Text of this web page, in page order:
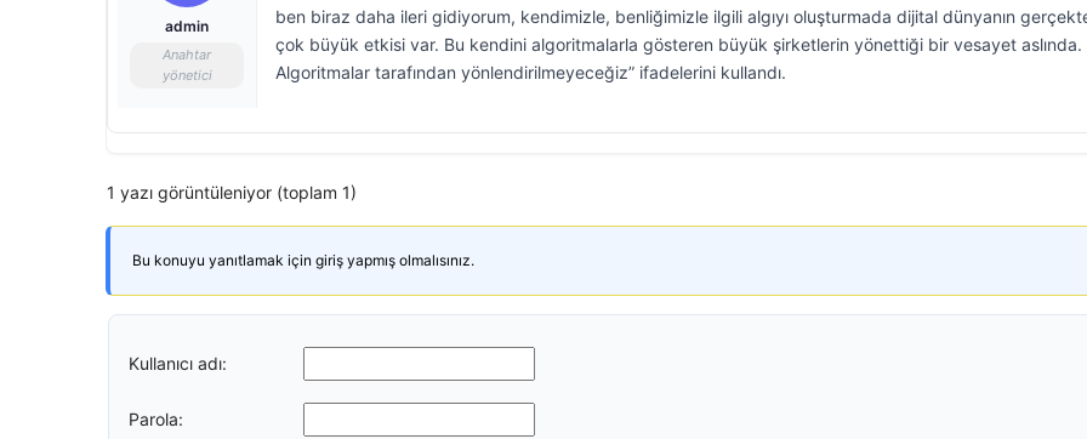
admin
Anahtar
yönetici
ben biraz daha ileri gidiyorum, kendimizle, benliğimizle ilgili algıyı oluşturmada dijital dünyanın
çok büyük etkisi var. Bu kendini algoritmalarla gösteren büyük şirketlerin yönettiği bir vesayet aslında.
Algoritmalar tarafından yönlendirilmeyeceğiz” ifadelerini kullandı.
1 yazı görüntüleniyor (toplam 1)
Bu konuyu yanıtlamak için giriş yapmış olmalısınız.
Kullanıcı adı:
Parola: